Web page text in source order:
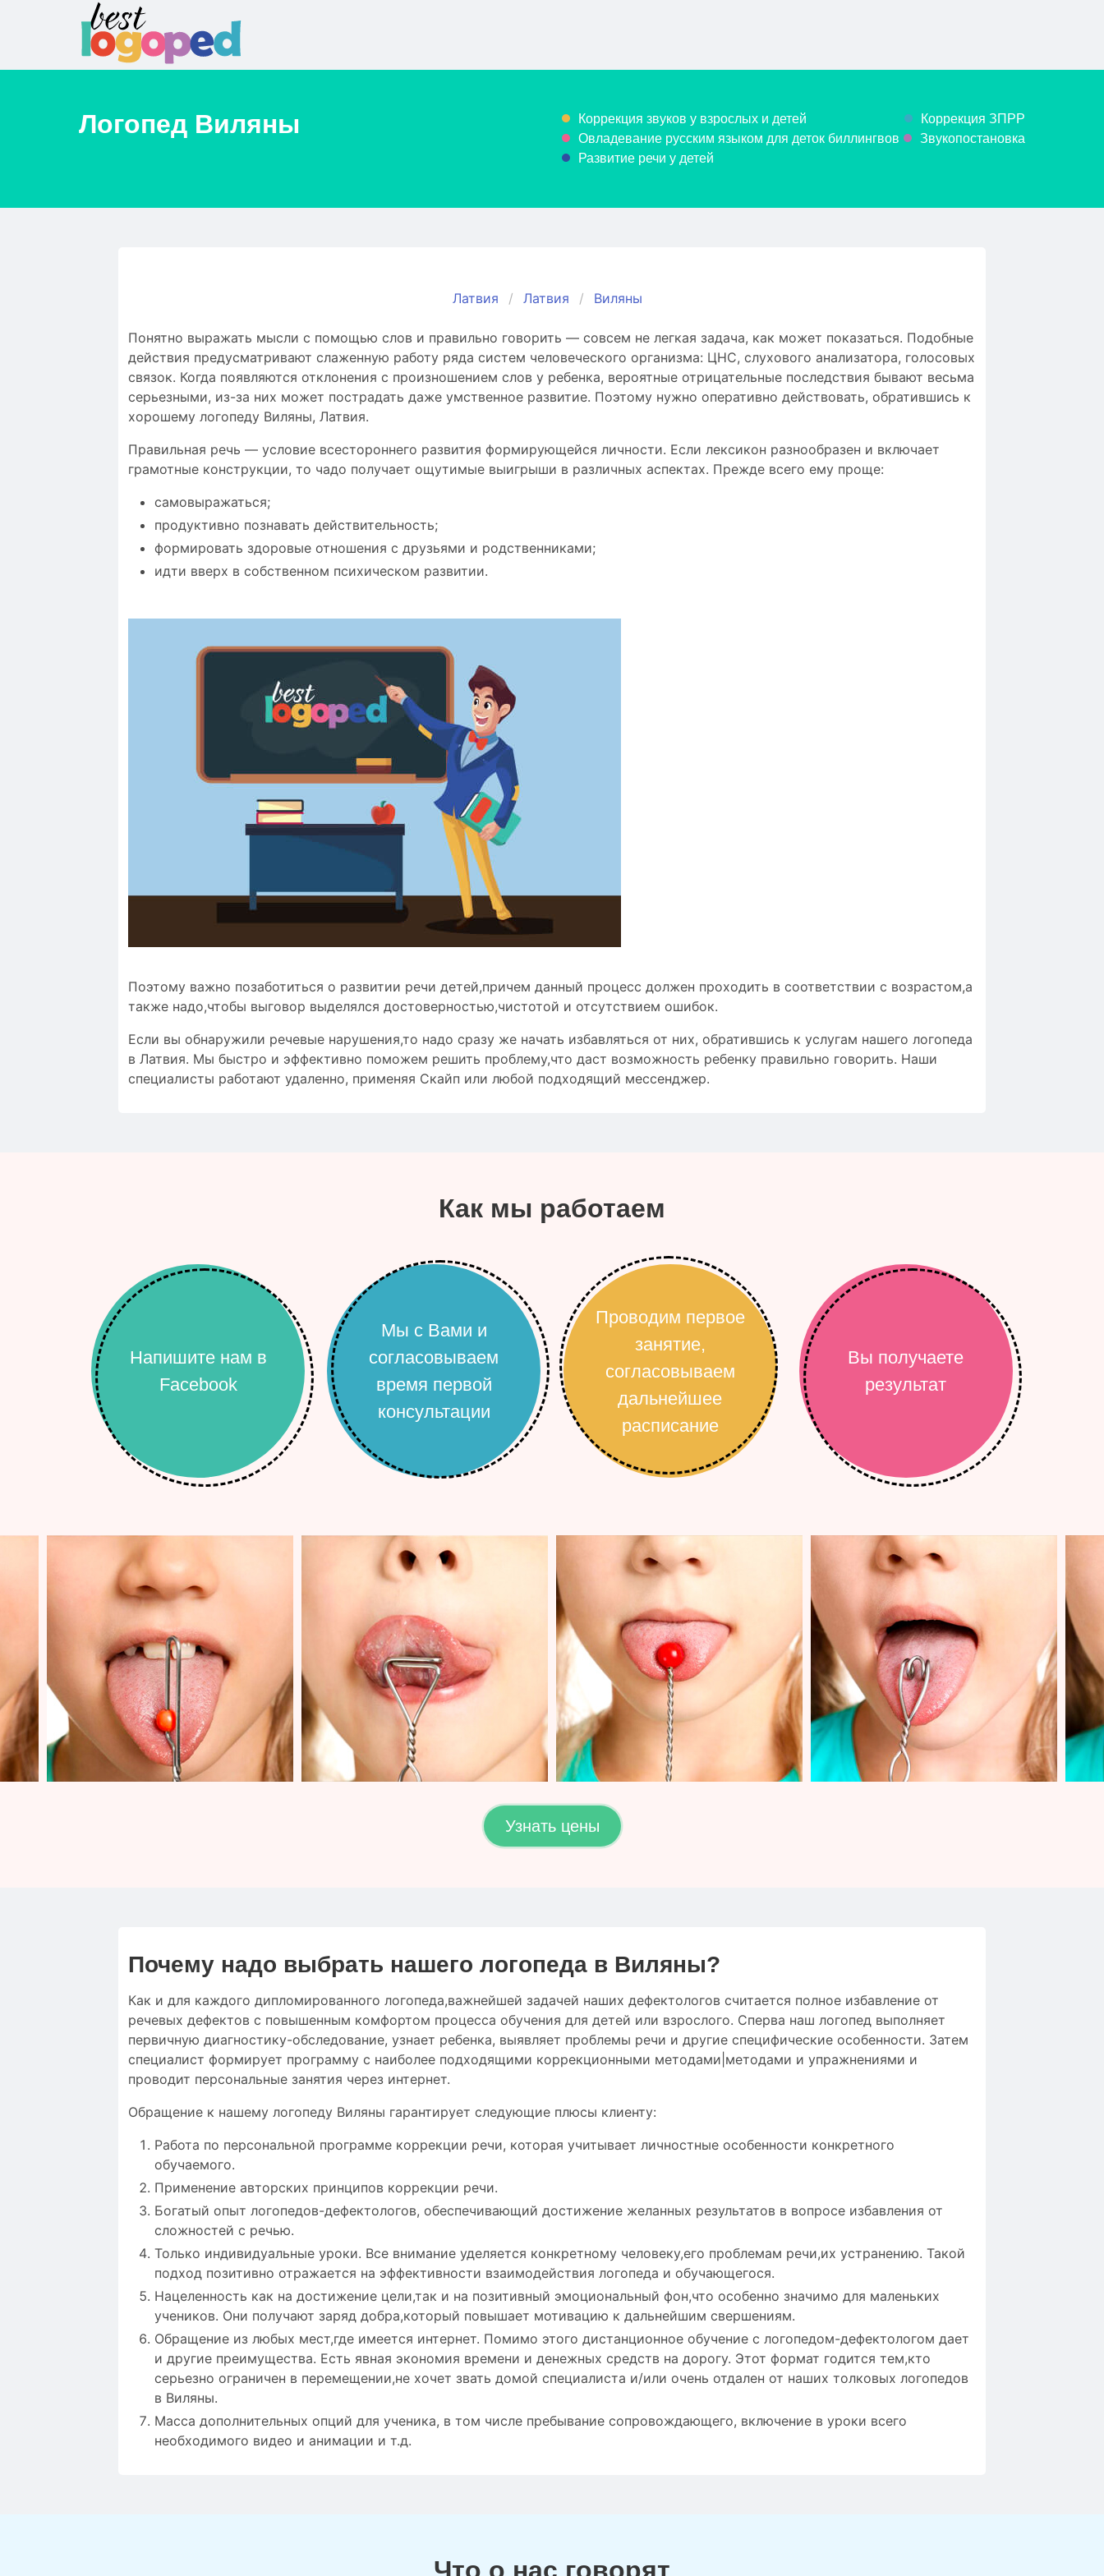
Логопед Виляны Коррекция звуков у взрослых и детей
Коррекция ЗПРР
Овладевание русским языком для деток биллингвов
Звукопостановка
Развитие речи у детей
Латвия Латвия Виляны
Понятно выражать мысли с помощью слов и правильно говорить — совсем не легкая задача, как может показаться. Подобные
действия предусматривают слаженную работу ряда систем человеческого организма: ЦНС, слухового анализатора, голосовых
связок. Когда появляются отклонения c произношением слов у ребенка, вероятные отрицательные последствия бывают весьма
серьезными, из-за них может пострадать даже умственное развитие. Поэтому нужно оперативно действовать, обратившись к
хорошему логопеду Виляны, Латвия.
Правильная речь — условие всестороннего развития формирующейся личности. Если лексикон разнообразен и включает
грамотные конструкции, то чадо получает ощутимые выигрыши в различных аспектах. Прежде всего ему проще:
самовыражаться;
продуктивно познавать действительность;
формировать здоровые отношения с друзьями и родственниками;
идти вверх в собственном психическом развитии.
Поэтому важно позаботиться о развитии речи детей,причем данный процесс должен проходить в соответствии с возрастом,а
также надо,чтобы выговор выделялся достоверностью,чистотой и отсутствием ошибок.
Если вы обнаружили речевые нарушения,то надо сразу же начать избавляться от них, обратившись к услугам нашего логопеда
в Латвия. Мы быстро и эффективно поможем решить проблему,что даст возможность ребенку правильно говорить. Наши
специалисты работают удаленно, применяя Скайп или любой подходящий мессенджер.
Как мы работаем
Напишите нам в
Facebook
Мы с Вами и
согласовываем
время первой
консультации
Проводим первое
занятие,
согласовываем
дальнейшее
расписание
Вы получаете
результат
Узнать цены
Почему надо выбрать нашего логопеда в Виляны?
Как и для каждого дипломированного логопеда,важнейшей задачей наших дефектологов считается полное избавление от
речевых дефектов с повышенным комфортом процесса обучения для детей или взрослого. Сперва наш логопед выполняет
первичную диагностику-обследование, узнает ребенка, выявляет проблемы речи и другие специфические особенности. Затем
специалист формирует программу с наиболее подходящими коррекционными методами|методами и упражнениями и
проводит персональные занятия через интернет.
Обращение к нашему логопеду Виляны гарантирует следующие плюсы клиенту:
Работа по персональной программе коррекции речи, которая учитывает личностные особенности конкретного
обучаемого.
Применение авторских принципов коррекции речи.
Богатый опыт логопедов-дефектологов, обеспечивающий достижение желанных результатов в вопросе избавления от
сложностей с речью.
Только индивидуальные уроки. Все внимание уделяется конкретному человеку,его проблемам речи,их устранению. Такой
подход позитивно отражается на эффективности взаимодействия логопеда и обучающегося.
Нацеленность как на достижение цели,так и на позитивный эмоциональный фон,что особенно значимо для маленьких
учеников. Они получают заряд добра,который повышает мотивацию к дальнейшим свершениям.
Обращение из любых мест,где имеется интернет. Помимо этого дистанционное обучение с логопедом-дефектологом дает
и другие преимущества. Есть явная экономия времени и денежных средств на дорогу. Этот формат годится тем,кто
серьезно ограничен в перемещении,не хочет звать домой специалиста и/или очень отдален от наших толковых логопедов
в Виляны.
Масса дополнительных опций для ученика, в том числе пребывание сопровождающего, включение в уроки всего
необходимого видео и анимации и т.д.